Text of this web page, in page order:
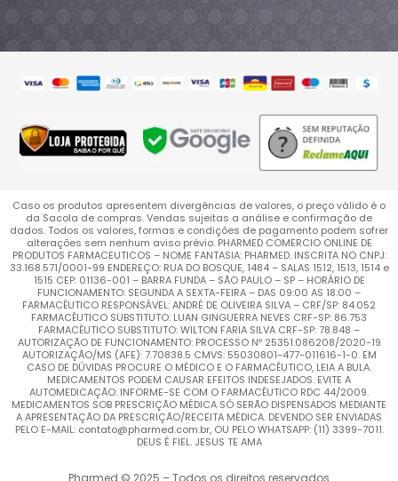
Caso os produtos apresentem divergências de valores, o preço válido é o
da Sacola de compras. Vendas sujeitas a análise e confirmação de
dados. Todos os valores, formas e condições de pagamento podem sofrer
alterações sem nenhum aviso prévio. PHARMED COMERCIO ONLINE DE
PRODUTOS FARMACEUTICOS – NOME FANTASIA: PHARMED. INSCRITA NO CNPJ:
33.168.571/0001-99 ENDEREÇO: RUA DO BOSQUE, 1484 – SALAS 1512, 1513, 1514 e
1515 CEP: 01136-001 – BARRA FUNDA – SÃO PAULO – SP – HORÁRIO DE
FUNCIONAMENTO: SEGUNDA A SEXTA-FEIRA – DAS 09:00 AS 18:00 –
FARMACÊUTICO RESPONSÁVEL: ANDRÉ DE OLIVEIRA SILVA – CRF/SP: 84.052
FARMACÊUTICO SUBSTITUTO: LUAN GINGUERRA NEVES CRF-SP: 86.753
FARMACÊUTICO SUBSTITUTO: WILTON FARIA SILVA CRF-SP: 78.848 –
AUTORIZAÇÃO DE FUNCIONAMENTO: PROCESSO Nº 25351.086208/2020-19
AUTORIZAÇÃO/MS (AFE): 7.70838.5 CMVS: 55030801-477-011616-1-0. EM
CASO DE DÚVIDAS PROCURE O MÉDICO E O FARMACÊUTICO, LEIA A BULA.
MEDICAMENTOS PODEM CAUSAR EFEITOS INDESEJADOS. EVITE A
AUTOMEDICAÇÃO: INFORME-SE COM O FARMACÊUTICO RDC 44/2009.
MEDICAMENTOS SOB PRESCRIÇÃO MÉDICA SÓ SERÃO DISPENSADOS MEDIANTE
A APRESENTAÇÃO DA PRESCRIÇÃO/RECEITA MÉDICA. DEVENDO SER ENVIADAS
PELO E-MAIL: contato@pharmed.com.br, OU PELO WHATSAPP: (11) 3399-7011.
DEUS É FIEL. JESUS TE AMA
Pharmed © 2025 – Todos os direitos reservados